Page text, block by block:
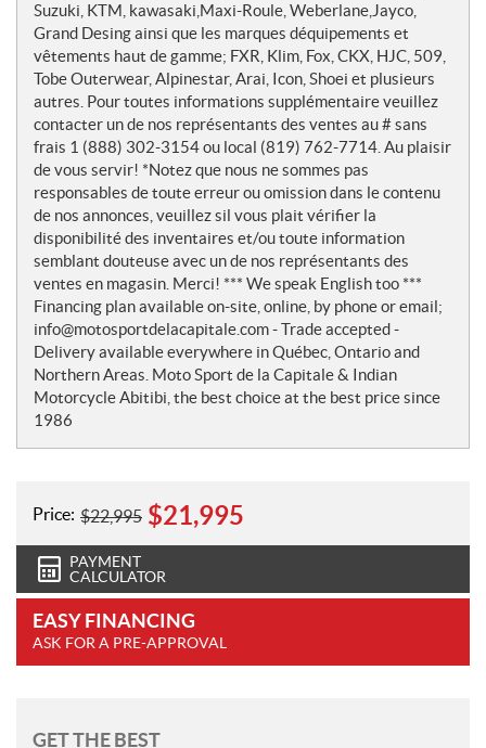
Suzuki, KTM, kawasaki,Maxi-Roule, Weberlane,Jayco,
Grand Desing ainsi que les marques déquipements et
vêtements haut de gamme; FXR, Klim, Fox, CKX, HJC, 509,
Tobe Outerwear, Alpinestar, Arai, Icon, Shoei et plusieurs
autres. Pour toutes informations supplémentaire veuillez
contacter un de nos représentants des ventes au # sans
frais 1 (888) 302-3154 ou local (819) 762-7714. Au plaisir
de vous servir! *Notez que nous ne sommes pas
responsables de toute erreur ou omission dans le contenu
de nos annonces, veuillez sil vous plait vérifier la
disponibilité des inventaires et/ou toute information
semblant douteuse avec un de nos représentants des
ventes en magasin. Merci! *** We speak English too ***
Financing plan available on-site, online, by phone or email;
info@motosportdelacapitale.com - Trade accepted -
Delivery available everywhere in Québec, Ontario and
Northern Areas. Moto Sport de la Capitale & Indian
Motorcycle Abitibi, the best choice at the best price since
1986
Price: $22,995 $21,995
PAYMENT
CALCULATOR
EASY FINANCING
ASK FOR A PRE-APPROVAL
GET THE BEST